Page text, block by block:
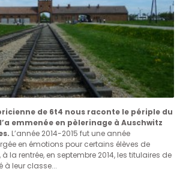
de 6t4 nous raconte le périple du
emmenée en pèlerinage à Auschwitz
L’année 2014-2015 fut une année
en émotions pour certains élèves de
la rentrée, en septembre 2014, les titulaires de
à leur classe...